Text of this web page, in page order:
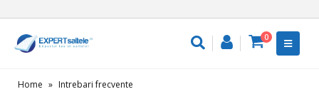
0
Home » Intrebari frecvente